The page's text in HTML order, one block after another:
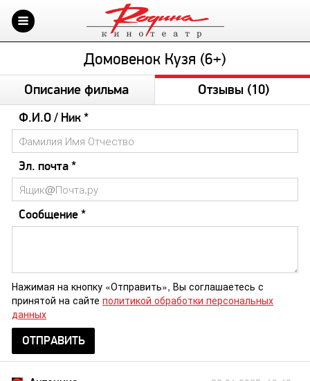
Домовенок Кузя (6+)
Описание фильма Отзывы (10)
Ф.И.О / Ник *
Эл. почта *
Сообщение *
Нажимая на кнопку «Отправить», Вы соглашаетесь с
принятой на сайте политикой обработки персональных
данных
ОТПРАВИТЬ